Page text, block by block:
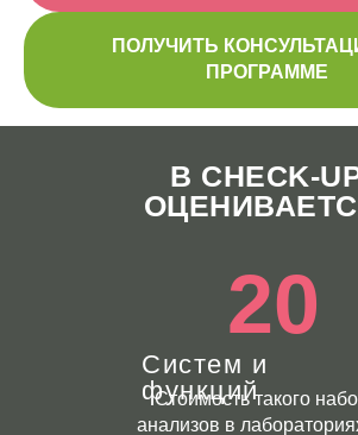
ПОЛУЧИТЬ
ПРОГРАММЕ
В CHECK-
Стоимость такого
анализов в
Систем и
функций
20